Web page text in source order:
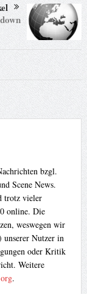
bzgl.
Scene News.
trotz vieler
online. Die
weswegen wir
unserer Nutzer in
oder Kritik
Weitere
.